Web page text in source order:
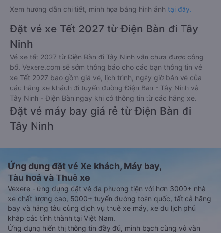
Xem hướng dẫn chi tiết, minh họa bằng hình ảnh tại đây.
Đặt vé xe Tết 2027 từ Điện Bàn đi Tây
Ninh
Vé xe tết 2027 từ Điện Bàn đi Tây Ninh vẫn chưa được công
bố. Vexere.com sẽ sớm thông báo cho các bạn thông tin vé
xe Tết 2027 bao gồm giá vé, lịch trình, ngày giờ bán vé của
các hãng xe khách đi tuyến đường Điện Bàn - Tây Ninh và
Tây Ninh - Điện Bàn ngay khi có thông tin từ các hãng xe.
Đặt vé máy bay giá rẻ từ Điện Bàn đi
Tây Ninh
Ứng dụng đặt vé Xe khách, Máy bay,
Tàu hoả và Thuê xe
Vexere - ứng dụng đặt vé đa phương tiện với hơn 3000+ nhà
xe chất lượng cao, 5000+ tuyến đường toàn quốc, tất cả hãng
bay và hãng tàu cùng dịch vụ thuê xe máy, xe du lịch phủ
khắp các tỉnh thành tại Việt Nam.
Ứng dụng hiển thị thông tin đầy đủ, minh bạch cùng vô vàn